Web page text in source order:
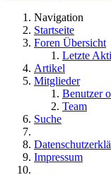
Navigation
Startseite
Foren Übersicht
Letzte
Artikel
Mitglieder
Benutzer
Team
Suche
Impressum